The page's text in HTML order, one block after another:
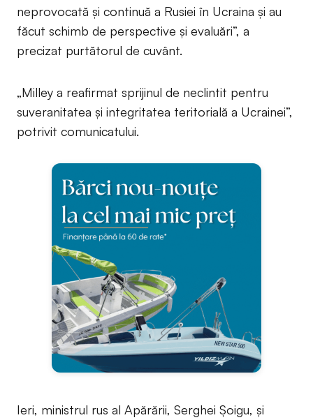
neprovocată și continuă a Rusiei în Ucraina și au
făcut schimb de perspective și evaluări”, a
precizat purtătorul de cuvânt.
„Milley a reafirmat sprijinul de neclintit pentru
suveranitatea și integritatea teritorială a Ucrainei”,
potrivit comunicatului.
Ieri, ministrul rus al Apărării, Serghei Șoigu, și